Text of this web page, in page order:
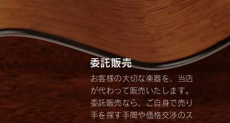
​委託販売
お客様の大切な楽器を、当店
が代わって販売いたします。
委託販売なら、ご自身で売り
手を探す手間や価格交渉のス